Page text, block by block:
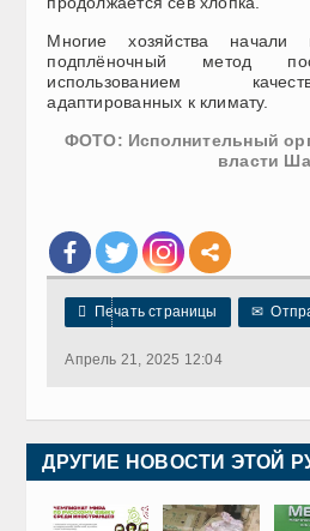
Многие хозяйства начали
подплёночный метод
использованием
адаптированных к климату.
ФОТО: Исполнительный
власти
 Печать страницы ✉
Апрель 21, 2025 12:04
ДРУГИЕ НОВОСТИ ЭТОЙ